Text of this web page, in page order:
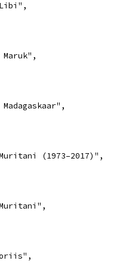
(1973–2017)",